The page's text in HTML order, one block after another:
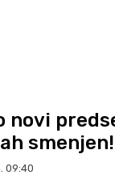
novi
smenjen!
09:40